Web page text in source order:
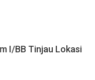
I/BB Tinjau Lokasi